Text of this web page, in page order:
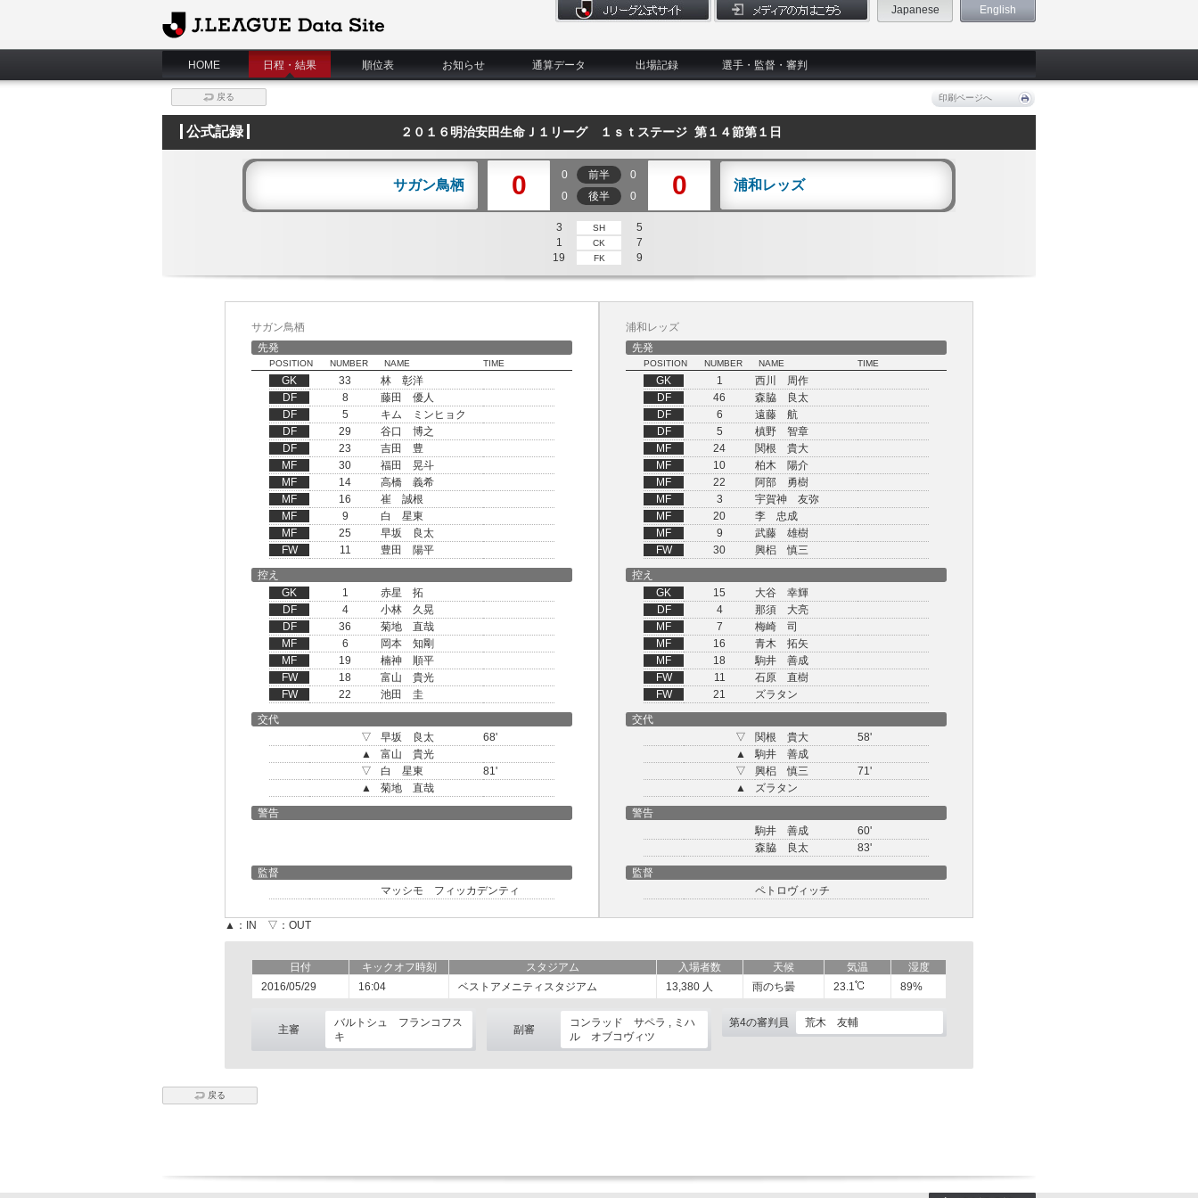
J.League Data Site
Japanese English
HOME 日程・結果 順位表 お知らせ 通算データ 出場記録 選手・監督・審判
戻る 印刷ページへ
公式記録 ２０１６明治安田生命Ｊ１リーグ １ｓｔステージ 第１４節第１日
サガン鳥栖 0 0 前半
0
0
後半 0 0 浦和レッズ
3 SH
5
1
CK
7
19
FK 9
サガン鳥栖
先発
POSITION NUMBER NAME TIME
GK 33
林 彰洋
DF
8
藤田 優人
DF
5
キム ミンヒョク
DF
29
谷口 博之
DF
23
吉田 豊
MF
30
福田 晃斗
MF
14
高橋 義希
MF
16
崔 誠根
MF
9
白 星東
MF
25
早坂 良太
FW
11 豊田 陽平
浦和レッズ
先発
POSITION NUMBER NAME TIME
GK 1
西川 周作
DF
46
森脇 良太
DF
6
遠藤 航
DF
5
槙野 智章
MF
24
関根 貴大
MF
10
柏木 陽介
MF
22
阿部 勇樹
MF
3
宇賀神 友弥
MF
20
李 忠成
MF
9
武藤 雄樹
FW
30
興梠 慎三
控え
GK
1
赤星 拓
DF
4
小林 久晃
DF
36
菊地 直哉
MF
6
岡本 知剛
MF
19
楠神 順平
FW
18
富山 貴光
FW
22 池田 圭
控え
GK
15
大谷 幸輝
DF
4
那須 大亮
MF
7
梅崎 司
MF
16
青木 拓矢
MF
18
駒井 善成
FW
11
石原 直樹
FW
21
ズラタン
交代
▽
早坂 良太
68'
▲
富山 貴光
▽
白 星東
81'
▲
菊地 直哉
交代
▽
関根 貴大
58'
▲
駒井 善成
▽
興梠 慎三
71'
▲
ズラタン
警告
警告
駒井 善成
60'
森脇 良太
83'
監督
マッシモ フィッカデンティ
監督
ペトロヴィッチ
▲：IN ▽：OUT
日付 キックオフ時刻 スタジアム 入場者数 天候 気温
湿度
2016/05/29
16:04 ベストアメニティスタジアム 13,380 人 雨のち曇 23.1 89%
主審
バルトシュ フランコフス
キ
副審
コンラッド サペラ , ミハ
ル オブコヴィツ
第4の審判員 荒木 友輔
戻る